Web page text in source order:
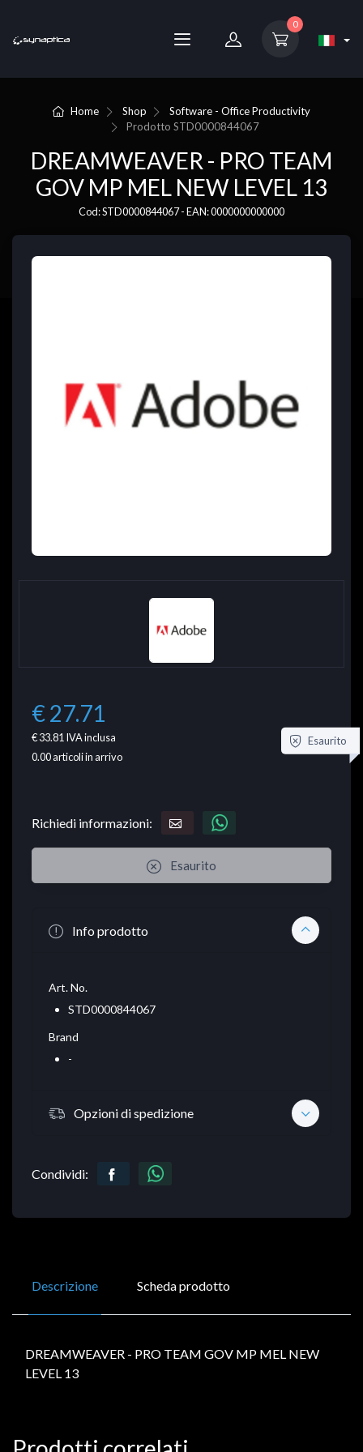
0
Home Shop
Software - Office Productivity
ProdottoSTD0000844067
DREAMWEAVER - PRO TEAM
GOV MP MEL NEW LEVEL 13
Cod: STD0000844067 - EAN: 0000000000000
€ 27.71
€ 33.81IVA inclusa
0.00articoli in arrivo
Esaurito
Richiedi informazioni:
Esaurito
Info prodotto
Art. No.
STD0000844067
Brand
-
Opzioni di spedizione
Condividi:
Descrizione Scheda prodotto
DREAMWEAVER - PRO TEAM GOV MP MEL NEW
LEVEL 13